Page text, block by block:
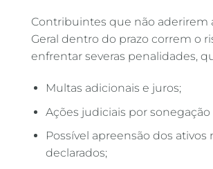
Contribuintes que não aderirem
Geral dentro do prazo correm o
enfrentar severas penalidades,
Multas adicionais e juros;
Ações judiciais por
Possível apreensão dos ativos
declarados;